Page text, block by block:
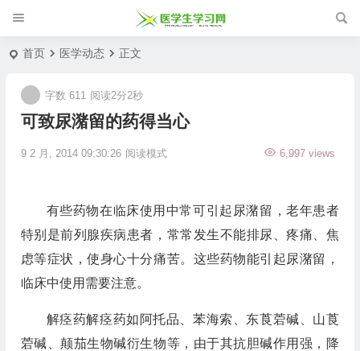
首页 医学动态 正文
可致尿潴留的药得当心
9 2 月, 2014 09:30:26 6,997 views
字数 611 阅读2分2秒
阅读模式
有些药物在临床使用中常可引起尿潴留，老年患者
特别是前列腺疾病患者，常常发生不能排尿、疼痛、焦
虑等症状，使身心十分痛苦。这些药物能引起尿潴留，
临床中使用需要注意。
解痉药解痉药如阿托品、苯海索、东莨菪碱、山莨
菪碱、颠茄生物碱衍生物等，由于其抗胆碱作用强，降